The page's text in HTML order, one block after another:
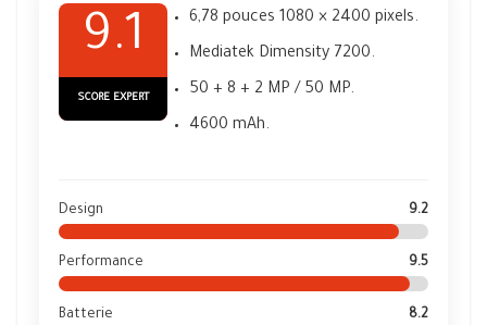
9.1
SCORE EXPERT
6,78 pouces 1080 × 2400 pixels.
Mediatek Dimensity 7200.
50 + 8 + 2 MP / 50 MP.
4600 mAh.
Design 9.2
Performance 9.5
Batterie 8.2